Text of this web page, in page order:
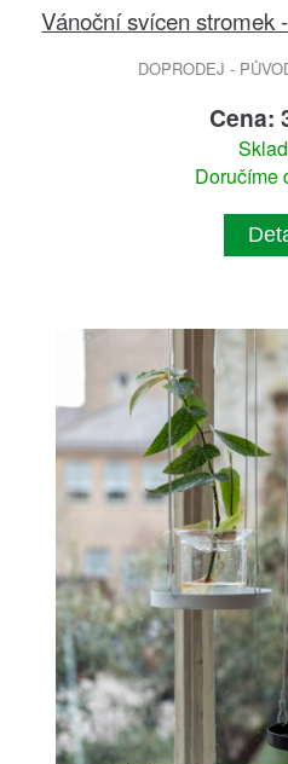
Vánoční svícen stromek
DOPRODEJ -
Cena:
Doručíme